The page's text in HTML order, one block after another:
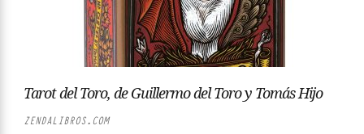
Tarot del Toro, de Guillermo del Toro y Tomás Hijo
ZENDALIBROS.COM